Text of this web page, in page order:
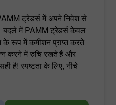
ट्रेडर्स में अपने निवेश से
में PAMM ट्रेडर्स केवल
के रूप में कमीशन प्राप्त करते
करने में रुचि रखते हैं और
है! स्पष्टता के लिए, नीचे